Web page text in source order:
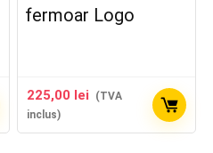
fermoar Logo
225,00 lei
(TVA
inclus)